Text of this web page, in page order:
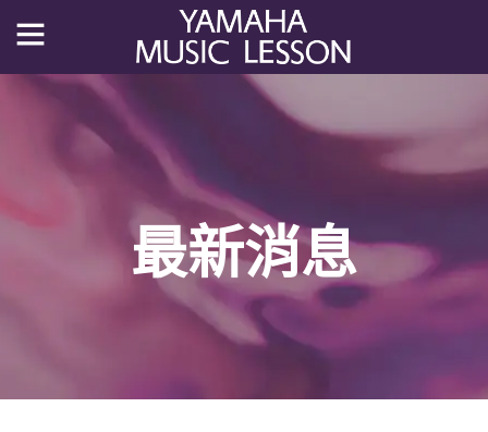
最新消息